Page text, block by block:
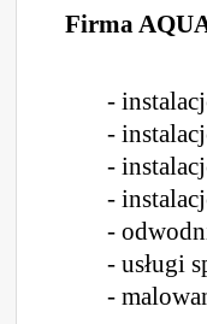
Firma
-
-
-
-
-
- usługi
-